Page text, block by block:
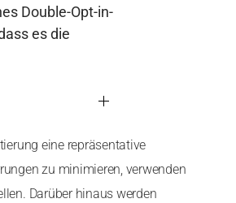
Double-Opt-in-
es die
eine repräsentative
zu minimieren, verwenden
Darüber hinaus werden